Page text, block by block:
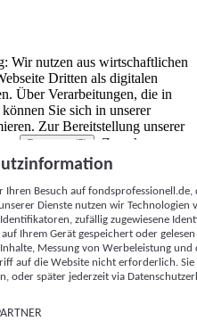
Wir nutzen aus wirtschaftlichen
Dritten als digitalen
Über Verarbeitungen, die in
Sie sich in unserer
Zur Bereitstellung unserer
Partnern (5)
. Zwecke:
Messung von Werbeleistung
Zielgruppenforschung.
Online-Kennungen (z. B. login-
Kennungen,
zusammen mit anderen
Browserinformationen,
Technologien usw.) auf
dort ausgelesen werden, um es
eine App oder einer Webseite
mehrere der hier aufgeführten
Ihren Besuch auf
Dienste nutzen wir Technologien
zufällig zugewiesene
Ihrem Gerät gespeichert oder
Messung von Werbeleistung
auf die Website nicht erforderlich.
oder später jederzeit via